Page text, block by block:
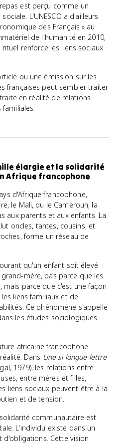
est perçu comme un
L'UNESCO a d'ailleurs
des Français » au
de l'humanité en 2010,
renforce les liens sociaux
ou une émission sur les
françaises peut sembler traiter
en réalité de relations
élargie et la solidarité
Afrique francophone
d'Afrique francophone,
le Mali, ou le Cameroun, la
aux parents et aux enfants. La
oncles, tantes, cousins, et
forme un réseau de
qu'un enfant soit élevé
mère, pas parce que les
mais parce que c'est une façon
liens familiaux et de
Ce phénomène s'appelle
les études sociologiques
africaine francophone
Dans Une si longue lettre
1979), les relations entre
entre mères et filles,
liens sociaux peuvent être à la
et de tension.
communautaire est
L'individu existe dans un
d'obligations. Cette vision